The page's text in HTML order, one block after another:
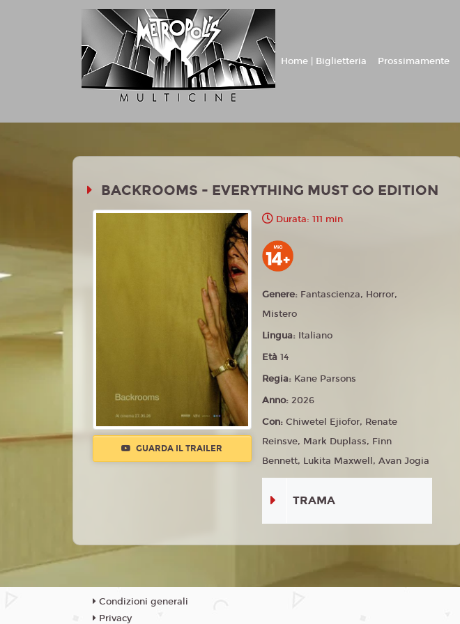
Home | Biglietteria Prossimamente
BACKROOMS - EVERYTHING MUST GO EDITION
GUARDA IL TRAILER
Durata: 111 min
Genere: Fantascienza, Horror,
Mistero
Lingua: Italiano
Età14
Regia: Kane Parsons
Anno:2026
Con:Chiwetel Ejiofor, Renate
Reinsve, Mark Duplass, Finn
Bennett, Lukita Maxwell, Avan Jogia
TRAMA
Condizioni generali
Privacy